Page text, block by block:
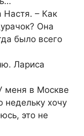
Настя. – Как
Она
было всего
Лариса
меня в Москве
хочу
это не